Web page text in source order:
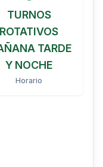
TURNOS
ROTATIVOS
TARDE
Y NOCHE
Horario